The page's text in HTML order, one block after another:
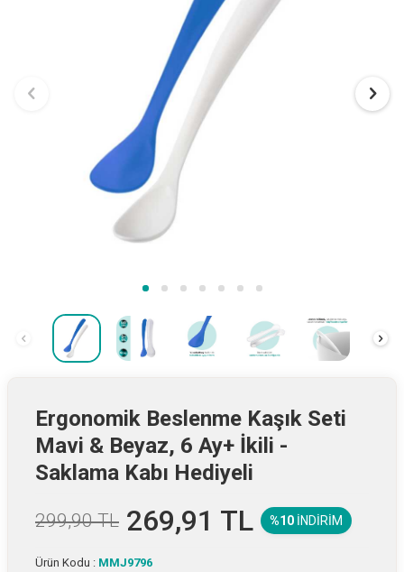
Ergonomik Beslenme Kaşık Seti
Mavi & Beyaz, 6 Ay+ İkili -
Saklama Kabı Hediyeli
299,90TL 269,91 TL %10 İNDIRIM
Ürün Kodu : MMJ9796